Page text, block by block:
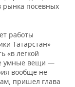
рынка посевных
работы
Татарстан»
«в легкой
умные вещи —
вообще не
пришел глава